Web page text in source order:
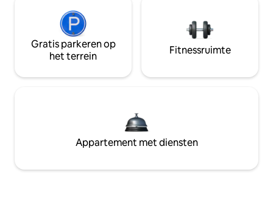
Gratis parkeren op
het terrein
Fitnessruimte
Appartement met diensten